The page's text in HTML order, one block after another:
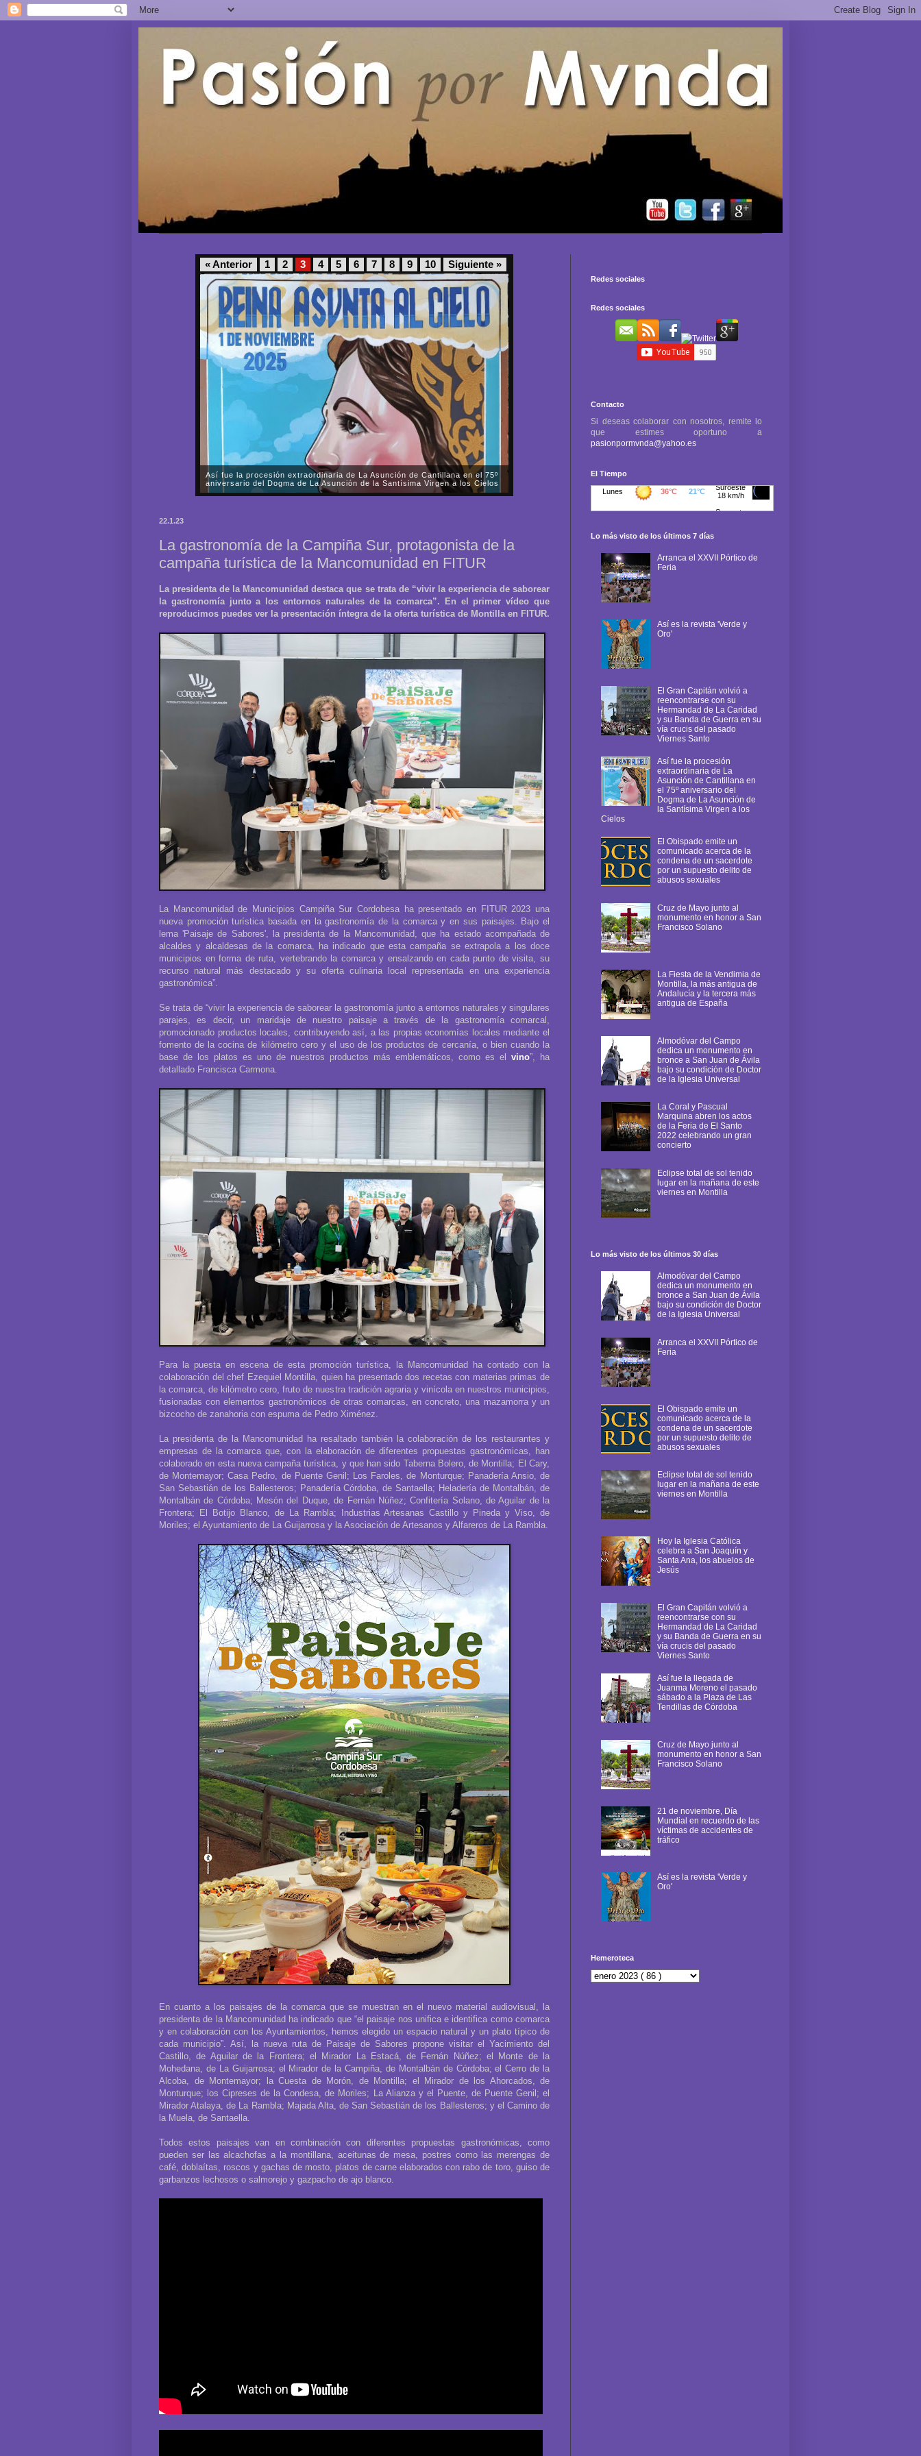
« Anterior 1 2 3 4 5 6 7 8 9 10 Siguiente »
Elegancia y majestuosidad del misterio del Divino Salvador de la Hermandad
Salesiana de El Prendimiento en el Magno Vía Crucis de Córdoba
22.1.23
La gastronomía de la Campiña Sur, protagonista de la
campaña turística de la Mancomunidad en FITUR
La presidenta de la Mancomunidad destaca que se trata de “vivir la experiencia de saborear
la gastronomía junto a los entornos naturales de la comarca”. En el primer vídeo que
reproducimos puedes ver la presentación íntegra de la oferta turística de Montilla en FITUR.
La Mancomunidad de Municipios Campiña Sur Cordobesa ha presentado en FITUR 2023 una
nueva promoción turística basada en la gastronomía de la comarca y en sus paisajes. Bajo el
lema 'Paisaje de Sabores', la presidenta de la Mancomunidad, que ha estado acompañada de
alcaldes y alcaldesas de la comarca, ha indicado que esta campaña se extrapola a los doce
municipios en forma de ruta, vertebrando la comarca y ensalzando en cada punto de visita, su
recurso natural más destacado y su oferta culinaria local representada en una experiencia
gastronómica”.
Se trata de “vivir la experiencia de saborear la gastronomía junto a entornos naturales y singulares
parajes, es decir, un maridaje de nuestro paisaje a través de la gastronomía comarcal,
promocionado productos locales, contribuyendo así, a las propias economías locales mediante el
fomento de la cocina de kilómetro cero y el uso de los productos de cercanía, o bien cuando la
base de los platos es uno de nuestros productos más emblemáticos, como es el vino”, ha
detallado Francisca Carmona.
Para la puesta en escena de esta promoción turística, la Mancomunidad ha contado con la
colaboración del chef Ezequiel Montilla, quien ha presentado dos recetas con materias primas de
la comarca, de kilómetro cero, fruto de nuestra tradición agraria y vinícola en nuestros municipios,
fusionadas con elementos gastronómicos de otras comarcas, en concreto, una mazamorra y un
bizcocho de zanahoria con espuma de Pedro Ximénez.
La presidenta de la Mancomunidad ha resaltado también la colaboración de los restaurantes y
empresas de la comarca que, con la elaboración de diferentes propuestas gastronómicas, han
colaborado en esta nueva campaña turística, y que han sido Taberna Bolero, de Montilla; El Cary,
de Montemayor; Casa Pedro, de Puente Genil; Los Faroles, de Monturque; Panadería Ansio, de
San Sebastián de los Ballesteros; Panadería Córdoba, de Santaella; Heladería de Montalbán, de
Montalbán de Córdoba; Mesón del Duque, de Fernán Núñez; Confitería Solano, de Aguilar de la
Frontera; El Botijo Blanco, de La Rambla; Industrias Artesanas Castillo y Pineda y Viso, de
Moriles; el Ayuntamiento de La Guijarrosa y la Asociación de Artesanos y Alfareros de La Rambla.
En cuanto a los paisajes de la comarca que se muestran en el nuevo material audiovisual, la
presidenta de la Mancomunidad ha indicado que “el paisaje nos unifica e identifica como comarca
y en colaboración con los Ayuntamientos, hemos elegido un espacio natural y un plato típico de
cada municipio”. Así, la nueva ruta de Paisaje de Sabores propone visitar el Yacimiento del
Castillo, de Aguilar de la Frontera; el Mirador La Estacá, de Fernán Núñez; el Monte de la
Mohedana, de La Guijarrosa; el Mirador de la Campiña, de Montalbán de Córdoba; el Cerro de la
Alcoba, de Montemayor; la Cuesta de Morón, de Montilla; el Mirador de los Ahorcados, de
Monturque; los Cipreses de la Condesa, de Moriles; La Alianza y el Puente, de Puente Genil; el
Mirador Atalaya, de La Rambla; Majada Alta, de San Sebastián de los Ballesteros; y el Camino de
la Muela, de Santaella.
Todos estos paisajes van en combinación con diferentes propuestas gastronómicas, como
pueden ser las alcachofas a la montillana, aceitunas de mesa, postres como las merengas de
café, doblaítas, roscos y gachas de mosto, platos de carne elaborados con rabo de toro, guiso de
garbanzos lechosos o salmorejo y gazpacho de ajo blanco.
Redes sociales
Redes sociales
Contacto
Si deseas colaborar con nosotros, remite lo
que estimes oportuno a
pasionpormvnda@yahoo.es
El Tiempo
Lo más visto de los últimos 7 días
Arranca el XXVII Pórtico de
Feria
Así es la revista 'Verde y
Oro'
El Gran Capitán volvió a
reencontrarse con su
Hermandad de La Caridad
y su Banda de Guerra en su
vía crucis del pasado
Viernes Santo
Así fue la procesión
extraordinaria de La
Asunción de Cantillana en
el 75º aniversario del
Dogma de La Asunción de
la Santísima Virgen a los
Cielos
El Obispado emite un
comunicado acerca de la
condena de un sacerdote
por un supuesto delito de
abusos sexuales
Cruz de Mayo junto al
monumento en honor a San
Francisco Solano
La Fiesta de la Vendimia de
Montilla, la más antigua de
Andalucía y la tercera más
antigua de España
Almodóvar del Campo
dedica un monumento en
bronce a San Juan de Ávila
bajo su condición de Doctor
de la Iglesia Universal
La Coral y Pascual
Marquina abren los actos
de la Feria de El Santo
2022 celebrando un gran
concierto
Eclipse total de sol tenido
lugar en la mañana de este
viernes en Montilla
Lo más visto de los últimos 30 días
Almodóvar del Campo
dedica un monumento en
bronce a San Juan de Ávila
bajo su condición de Doctor
de la Iglesia Universal
Arranca el XXVII Pórtico de
Feria
El Obispado emite un
comunicado acerca de la
condena de un sacerdote
por un supuesto delito de
abusos sexuales
Eclipse total de sol tenido
lugar en la mañana de este
viernes en Montilla
Hoy la Iglesia Católica
celebra a San Joaquín y
Santa Ana, los abuelos de
Jesús
El Gran Capitán volvió a
reencontrarse con su
Hermandad de La Caridad
y su Banda de Guerra en su
vía crucis del pasado
Viernes Santo
Así fue la llegada de
Juanma Moreno el pasado
sábado a la Plaza de Las
Tendillas de Córdoba
Cruz de Mayo junto al
monumento en honor a San
Francisco Solano
21 de noviembre, Día
Mundial en recuerdo de las
víctimas de accidentes de
tráfico
Así es la revista 'Verde y
Oro'
Hemeroteca